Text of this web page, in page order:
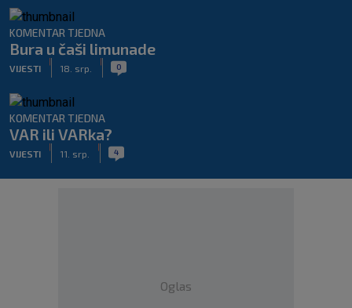
KOMENTAR TJEDNA
Bura u čaši limunade
VIJESTI 18. srp. 0
KOMENTAR TJEDNA
VAR ili VARka?
VIJESTI 11. srp. 4
Oglas